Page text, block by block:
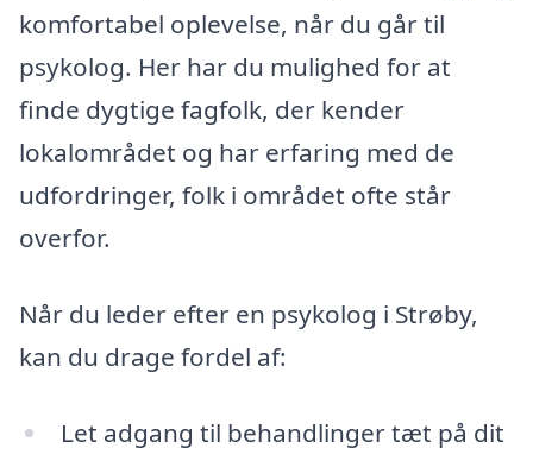
komfortabel oplevelse, når du går til
psykolog. Her har du mulighed for at
finde dygtige fagfolk, der kender
lokalområdet og har erfaring med de
udfordringer, folk i området ofte står
overfor.
Når du leder efter en psykolog i Strøby,
kan du drage fordel af:
Let adgang til behandlinger tæt på dit